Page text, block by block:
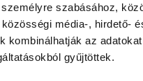
szabásához,
média-, hirdető-
kombinálhatják az
gyűjtöttek.